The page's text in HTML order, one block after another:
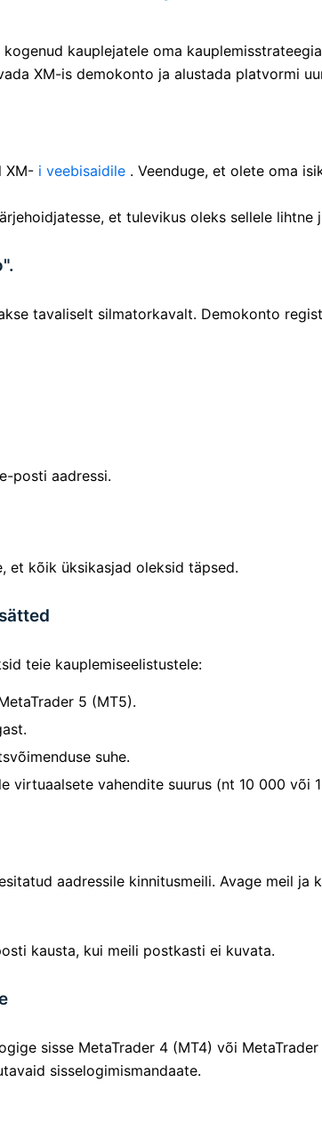
kauplejatele oma
XM-is demokonto ja alustada platvormi
XM- i veebisaidile . Veenduge, et olete oma
et tulevikus oleks sellele lihtne
tavaliselt silmatorkavalt. Demokonto
posti aadressi.
et kõik üksikasjad oleksid täpsed.
teie kauplemiseelistustele:
5 (MT5).
suhe.
virtuaalsete vahendite suurus (nt 10 000 või
aadressile kinnitusmeili. Avage meil
kausta, kui meili postkasti ei kuvata.
sisse MetaTrader 4 (MT4) või
sisselogimismandaate.